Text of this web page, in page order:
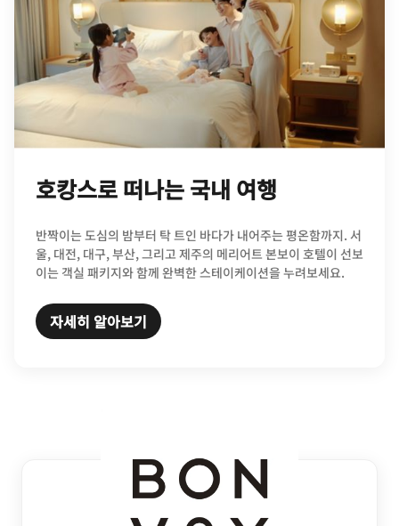
호캉스로 떠나는 국내 여행
반짝이는 도심의 밤부터 탁 트인 바다가 내어주는 평온함까지. 서
울, 대전, 대구, 부산, 그리고 제주의 메리어트 본보이 호텔이 선보
이는 객실 패키지와 함께 완벽한 스테이케이션을 누려보세요.
자세히 알아보기